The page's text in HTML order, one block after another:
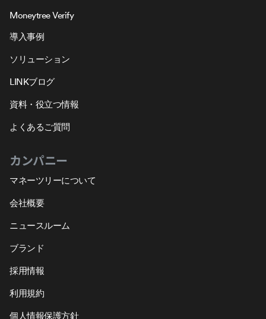
Moneytree Verify
導入事例
ソリューション
LINKブログ
資料・役立つ情報
よくあるご質問
カンパニー
マネーツリーについて
会社概要
ニュースルーム
ブランド
採用情報
利用規約
個人情報保護方針